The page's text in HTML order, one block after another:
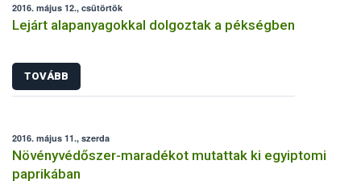
2016. május 12., csütörtök
Lejárt alapanyagokkal dolgoztak a pékségben
TOVÁBB
2016. május 11., szerda
Növényvédőszer-maradékot mutattak ki egyiptomi
paprikában